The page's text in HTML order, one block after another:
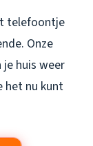
telefoontje
Onze
je huis weer
het nu kunt